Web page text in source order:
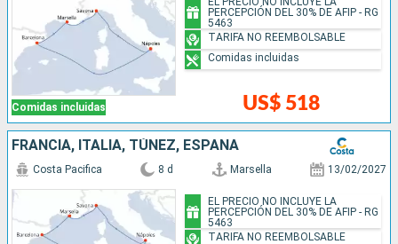
Comidas incluidas US$ 518
PERCEPCIÓN DEL 30% DE AFIP - RG
5463
TARIFA NO REEMBOLSABLE
Comidas incluidas
FRANCIA, ITALIA, TÚNEZ, ESPAÑA
Costa Pacifica 8 d Marsella 13/02/2027
EL PRECIO NO INCLUYE LA
PERCEPCIÓN DEL 30% DE AFIP - RG
5463
TARIFA NO REEMBOLSABLE